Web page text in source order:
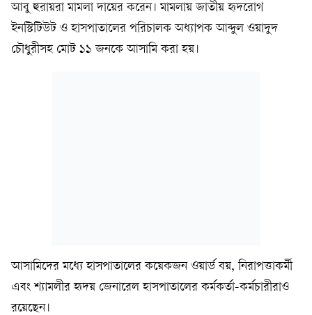
আবু হুরায়রা মামলা দায়ের করেন। মামলায় জাতীয় হৃদরোগ
ইনস্টিটিউট ও হাসপাতালের পরিচালক অধ্যাপক আব্দুল ওয়াদুদ
চৌধুরীসহ মোট ১১ জনকে আসামি করা হয়।
আসামিদের মধ্যে হাসপাতালের কয়েকজন ওয়ার্ড বয়, নিরাপত্তাকর্মী
এবং শ্যামলীর হৃদয় জেনারেল হাসপাতালের কর্মকর্তা-কর্মচারীরাও
রয়েছেন।